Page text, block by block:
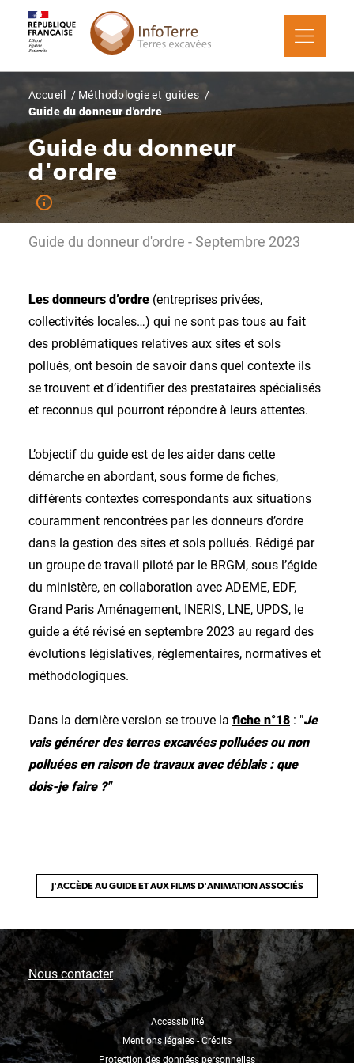
contenu
Fil
d'Ariane
Accueil
Méthodologie et guides
Guide du donneur d'ordre
Guide du donneur
d'ordre
Guide du donneur d'ordre - Septembre 2023
Les donneurs d’ordre (entreprises privées,
collectivités locales…) qui ne sont pas tous au fait
des problématiques relatives aux sites et sols
pollués, ont besoin de savoir dans quel contexte ils
se trouvent et d’identifier des prestataires spécialisés
et reconnus qui pourront répondre à leurs attentes.
L’objectif du guide est de les aider dans cette
démarche en abordant, sous forme de fiches,
différents contextes correspondants aux situations
couramment rencontrées par les donneurs d’ordre
dans la gestion des sites et sols pollués. Rédigé par
un groupe de travail piloté par le BRGM, sous l’égide
du ministère, en collaboration avec ADEME, EDF,
Grand Paris Aménagement, INERIS, LNE, UPDS, le
guide a été révisé en septembre 2023 au regard des
évolutions législatives, réglementaires, normatives et
méthodologiques.
Dans la dernière version se trouve la fiche n°18 : "Je
vais générer des terres excavées polluées ou non
polluées en raison de travaux avec déblais : que
dois-je faire ?"
J'ACCÈDE AU GUIDE ET AUX FILMS D'ANIMATION ASSOCIÉS
Nous contacter
Accessibilité
Mentions légales - Crédits
Protection des données personnelles
Panneau de gestion des cookies